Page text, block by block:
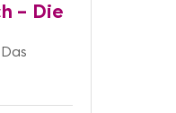
– Die